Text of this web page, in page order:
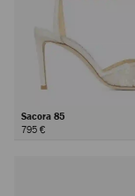
Sacora 85
795 €